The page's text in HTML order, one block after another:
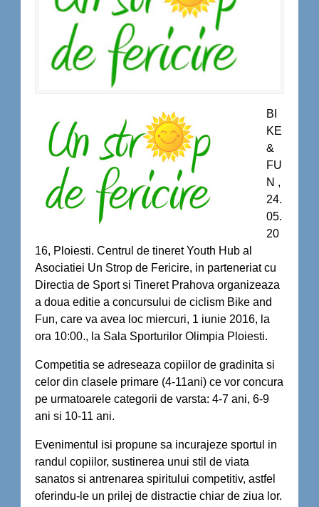
BI
KE
&
FU
N ,
24.
05.
20
16, Ploiesti. Centrul de tineret Youth Hub al
Asociatiei Un Strop de Fericire, in parteneriat cu
Directia de Sport si Tineret Prahova organizeaza
a doua editie a concursului de ciclism Bike and
Fun, care va avea loc miercuri, 1 iunie 2016, la
ora 10:00., la Sala Sporturilor Olimpia Ploiesti.
Competitia se adreseaza copiilor de gradinita si
celor din clasele primare (4-11ani) ce vor concura
pe urmatoarele categorii de varsta: 4-7 ani, 6-9
ani si 10-11 ani.
Evenimentul isi propune sa incurajeze sportul in
randul copiilor, sustinerea unui stil de viata
sanatos si antrenarea spiritului competitiv, astfel
oferindu-le un prilej de distractie chiar de ziua lor.